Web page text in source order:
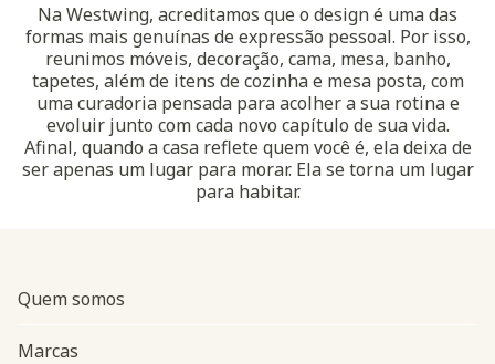
Na Westwing, acreditamos que o design é uma das
formas mais genuínas de expressão pessoal. Por isso,
reunimos móveis, decoração, cama, mesa, banho,
tapetes, além de itens de cozinha e mesa posta, com
uma curadoria pensada para acolher a sua rotina e
evoluir junto com cada novo capítulo de sua vida.
Afinal, quando a casa reflete quem você é, ela deixa de
ser apenas um lugar para morar. Ela se torna um lugar
para habitar.
Quem somos
Marcas